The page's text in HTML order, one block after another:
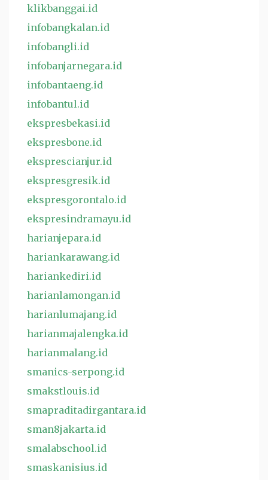
klikbanggai.id
infobangkalan.id
infobangli.id
infobanjarnegara.id
infobantaeng.id
infobantul.id
ekspresbekasi.id
ekspresbone.id
eksprescianjur.id
ekspresgresik.id
ekspresgorontalo.id
ekspresindramayu.id
harianjepara.id
hariankarawang.id
hariankediri.id
harianlamongan.id
harianlumajang.id
harianmajalengka.id
harianmalang.id
smanics-serpong.id
smakstlouis.id
smapraditadirgantara.id
sman8jakarta.id
smalabschool.id
smaskanisius.id